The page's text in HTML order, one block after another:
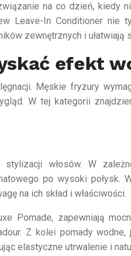
na co dzień, kiedy
Leave-In Conditioner nie
zewnętrznych i ułatwiają
efekt
Męskie fryzury
W tej kategorii
włosów. W
po wysoki połysk.
na ich skład i właściwości.
Pomade, zapewniają
Z kolei pomady wodne,
elastyczne utrwalenie i